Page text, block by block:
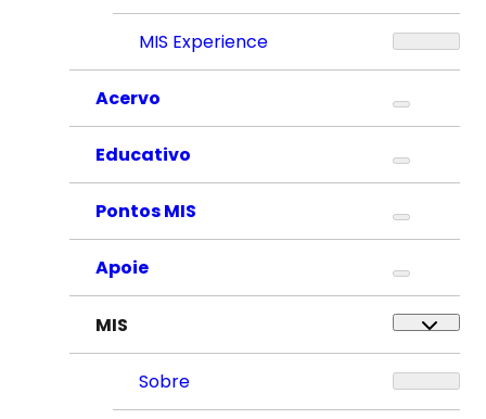
MIS Experience
Acervo
Educativo
Pontos MIS
Apoie
MIS
Sobre